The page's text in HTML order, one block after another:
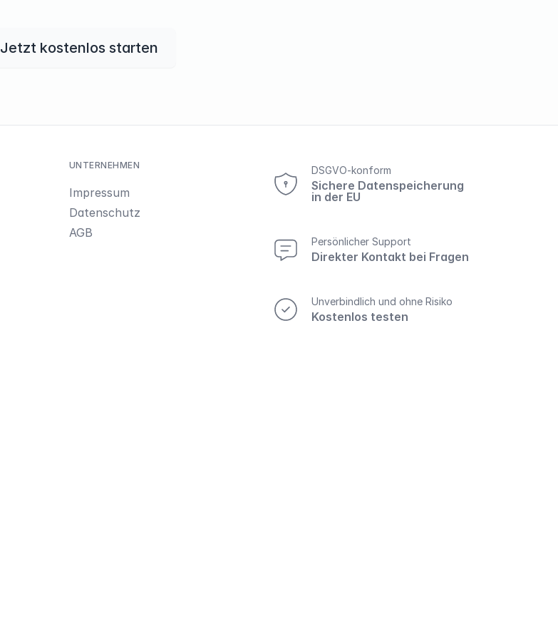
Jetzt kostenlos starten
UNTERNEHMEN
Impressum
Datenschutz
AGB
DSGVO-konform
Sichere Datenspeicherung
in der EU
Persönlicher Support
Direkter Kontakt bei Fragen
Unverbindlich und ohne Risiko
Kostenlos testen